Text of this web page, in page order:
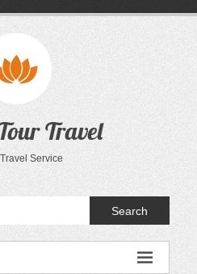
Travel
Service
Search